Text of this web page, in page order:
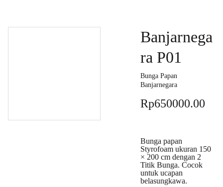
Banjarnega
ra P01
Bunga Papan
Banjarnegara
Rp650000.00
Bunga papan
Styrofoam ukuran 150
× 200 cm dengan 2
Titik Bunga. Cocok
untuk ucapan
belasungkawa.